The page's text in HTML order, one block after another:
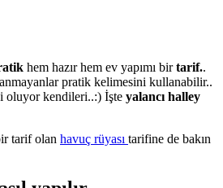
hem hazır hem ev yapımı birtarif..
pratik kelimesini kullanabilir..
oluyor kendileri..:) İşte yalancı halley
tarif olan havuç rüyası tarifine de bakın